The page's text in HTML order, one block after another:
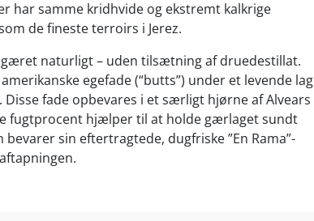
har samme kridhvide og ekstremt kalkrige
de fineste terroirs i Jerez.
naturligt – uden tilsætning af druedestillat.
egefade (“butts”) under et levende lag
fade opbevares i et særligt hjørne af Alvears
fugtprocent hjælper til at holde gærlaget sundt
bevarer sin eftertragtede, dugfriske ”En Rama”-